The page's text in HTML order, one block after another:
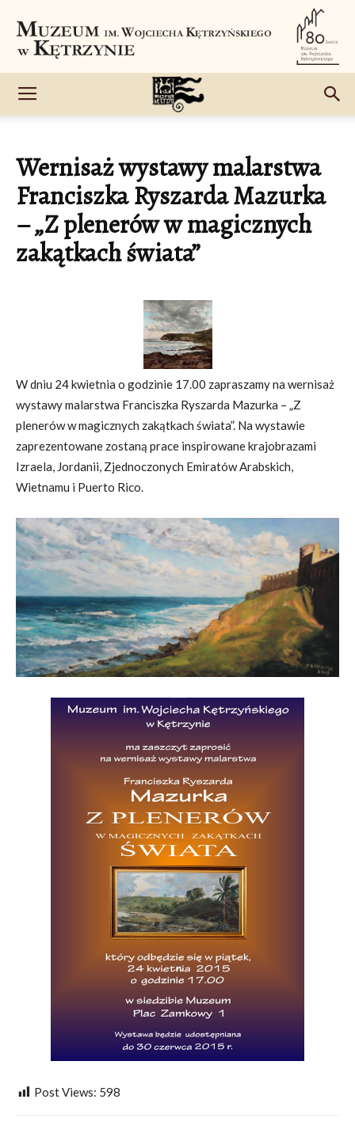
Wernisaż wystawy malarstwa
Franciszka Ryszarda Mazurka
– „Z plenerów w magicznych
zakątkach świata”
W dniu 24 kwietnia o godzinie 17.00 zapraszamy na wernisaż
wystawy malarstwa Franciszka Ryszarda Mazurka – „Z
plenerów w magicznych zakątkach świata”. Na wystawie
zaprezentowane zostaną prace inspirowane krajobrazami
Izraela, Jordanii, Zjednoczonych Emiratów Arabskich,
Wietnamu i Puerto Rico.
Post Views: 598